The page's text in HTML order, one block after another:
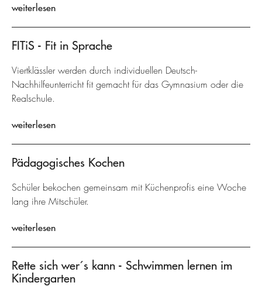
weiterlesen
FITiS - Fit in Sprache
Viertklässler werden durch individuellen Deutsch-
Nachhilfeunterricht fit gemacht für das Gymnasium oder die
Realschule.
weiterlesen
Pädagogisches Kochen
Schüler bekochen gemeinsam mit Küchenprofis eine Woche
lang ihre Mitschüler.
weiterlesen
Rette sich wer´s kann - Schwimmen lernen im
Kindergarten